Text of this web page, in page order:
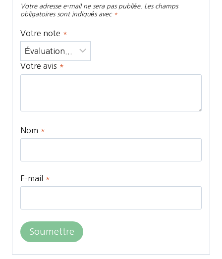
Votre adresse e-mail ne sera pas publiée.
Les champs
obligatoires sont indiqués avec *
Votre note *
Votre avis *
Nom *
E-mail *